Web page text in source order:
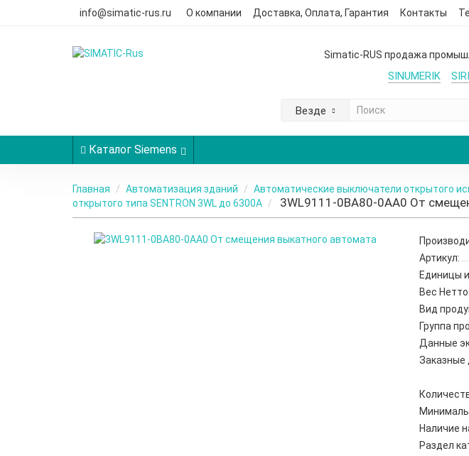
info@simatic-rus.ru О компании Доставка, Оплата, Гарантия Контакты
Simatic-RUS продажа
SINUMERIK
Везде
Каталог Siemens
Главная Автоматизация зданий Автоматические выключатели открытого
открытого типа SENTRON 3WL до 6300А
3WL9111-0BA80-0AA0 От
Артикул:
Единицы
Вес Нетто:
Вид
Группа
Данные
Заказные
Наличие
Раздел